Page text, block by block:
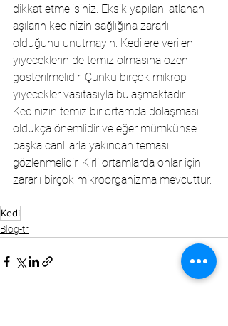
dikkat etmelisiniz. Eksik yapılan, atlanan
aşıların kedinizin sağlığına zararlı
olduğunu unutmayın. Kedilere verilen
yiyeceklerin de temiz olmasına özen
gösterilmelidir. Çünkü birçok mikrop
yiyecekler vasıtasıyla bulaşmaktadır.
Kedinizin temiz bir ortamda dolaşması
oldukça önemlidir ve eğer mümkünse
başka canlılarla yakından teması
gözlenmelidir. Kirli ortamlarda onlar için
zararlı birçok mikroorganizma mevcuttur.
Kedi
Blog-tr